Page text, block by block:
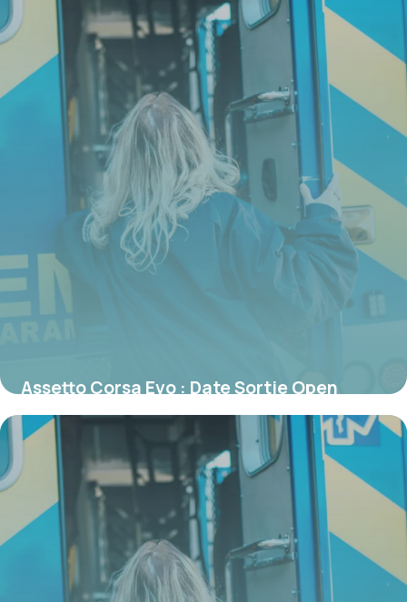
Assetto Corsa Evo : Date Sortie Open
World 2026
19 mai 2026